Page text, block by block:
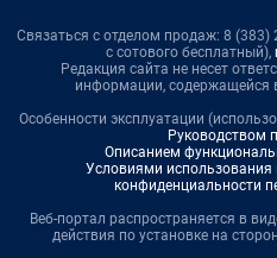
Связаться с отделом продаж: 8 (383)
с сотового бесплатный),
Редакция сайта не несет
информации, содержащейся
Особенности эксплуатации
Руководством
Описанием
Условиями использования
конфиденциальности
Веб-портал распространяется в
действия по установке на